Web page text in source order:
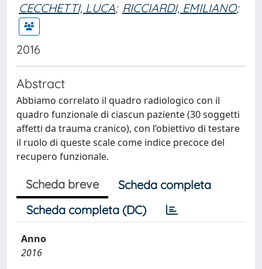
CECCHETTI, LUCA; RICCIARDI, EMILIANO;
2016
Abstract
Abbiamo correlato il quadro radiologico con il
quadro funzionale di ciascun paziente (30 soggetti
affetti da trauma cranico), con l’obiettivo di testare
il ruolo di queste scale come indice precoce del
recupero funzionale.
Scheda breve
Scheda completa
Scheda completa (DC)
Anno
2016